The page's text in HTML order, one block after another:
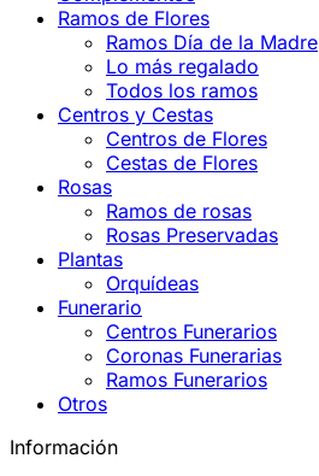
Ramos de Flores
Ramos Día de la Madre
Lo más regalado
Todos los ramos
Centros y Cestas
Centros de Flores
Cestas de Flores
Rosas
Ramos de rosas
Rosas Preservadas
Plantas
Orquídeas
Funerario
Centros Funerarios
Coronas Funerarias
Ramos Funerarios
Otros
Información